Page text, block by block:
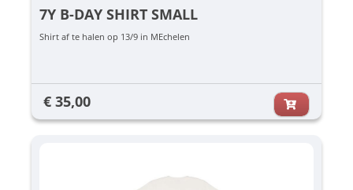
7Y B-DAY SHIRT SMALL
Shirt af te halen op 13/9 in MEchelen
€ 35,00